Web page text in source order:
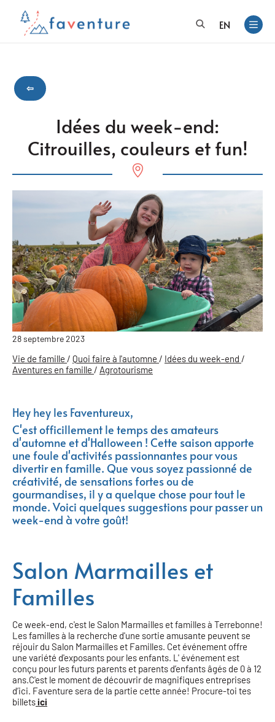
EN
⇦
Idées du week-end:
Citrouilles, couleurs et fun!
28 septembre 2023
Vie de famille / Quoi faire à l'automne / Idées du week-end /
Aventures en famille / Agrotourisme
Hey hey les Faventureux,
C'est officillement le temps des amateurs
d'automne et d'Halloween ! Cette saison apporte
une foule d'activités passionnantes pour vous
divertir en famille. Que vous soyez passionné de
créativité, de sensations fortes ou de
gourmandises, il y a quelque chose pour tout le
monde. Voici quelques suggestions pour passer un
week-end à votre goût!
Salon Marmailles et
Familles
Ce week-end, c'est le Salon Marmailles et familles à Terrebonne!
Les familles à la recherche d'une sortie amusante peuvent se
réjouir du Salon Marmailles et Familles. Cet événement offre
une variété d'exposants pour les enfants. L' événement est
conçu pour les futurs parents et parents d’enfants âgés de 0 à 12
ans.C'est le moment de découvrir de magnifiques entreprises
d’ici. Faventure sera de la partie cette année! Procure-toi tes
billetsici